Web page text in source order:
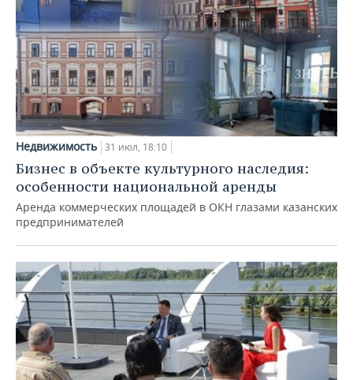
Недвижимость 31 июл, 18:10
Бизнес в объекте культурного наследия:
особенности национальной аренды
Аренда коммерческих площадей в ОКН глазами казанских
предпринимателей